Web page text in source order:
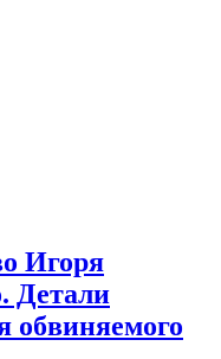
Игоря
Детали
обвиняемого